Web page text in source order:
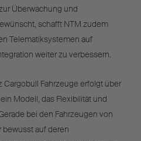
Überwachung und
schafft NTM zudem
Telematiksystemen auf
weiter zu verbessern.
Cargobull Fahrzeuge erfolgt über
Modell, das Flexibilität und
bei den Fahrzeugen von
auf deren